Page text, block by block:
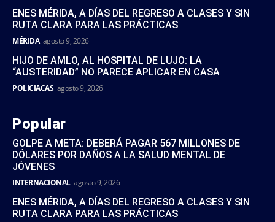
ENES MÉRIDA, A DÍAS DEL REGRESO A CLASES Y SIN
RUTA CLARA PARA LAS PRÁCTICAS
MÉRIDA agosto 9, 2026
HIJO DE AMLO, AL HOSPITAL DE LUJO: LA
“AUSTERIDAD” NO PARECE APLICAR EN CASA
POLICIACAS agosto 9, 2026
Popular
GOLPE A META: DEBERÁ PAGAR 567 MILLONES DE
DÓLARES POR DAÑOS A LA SALUD MENTAL DE
JÓVENES
INTERNACIONAL agosto 9, 2026
ENES MÉRIDA, A DÍAS DEL REGRESO A CLASES Y SIN
RUTA CLARA PARA LAS PRÁCTICAS